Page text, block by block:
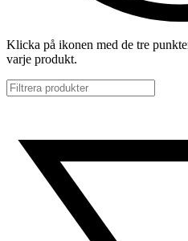
Klicka på ikonen med de tre
varje produkt.